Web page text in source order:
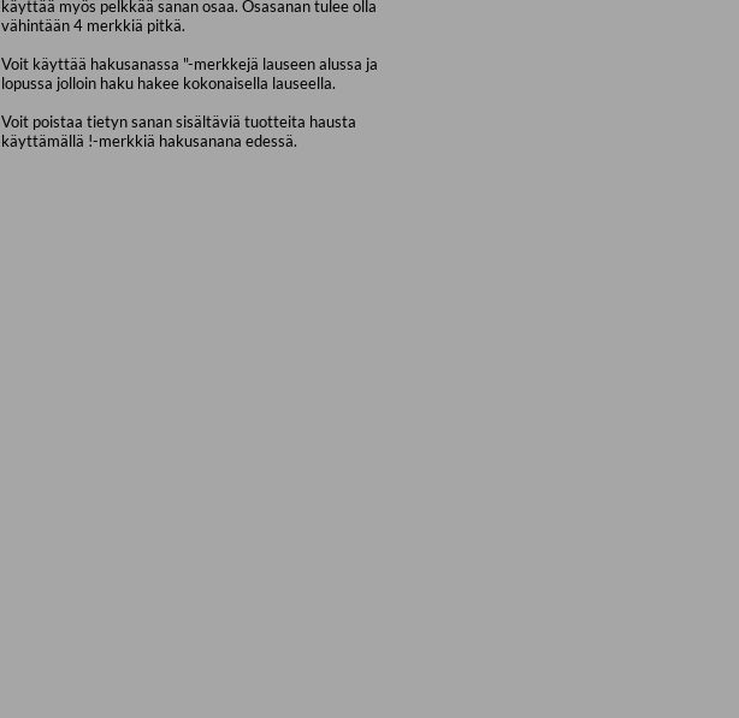
käyttää myös pelkkää sanan osaa. Osasanan tulee olla
vähintään 4 merkkiä pitkä.
Voit käyttää hakusanassa "-merkkejä lauseen alussa ja
lopussa jolloin haku hakee kokonaisella lauseella.
Voit poistaa tietyn sanan sisältäviä tuotteita hausta
käyttämällä !-merkkiä hakusanana edessä.